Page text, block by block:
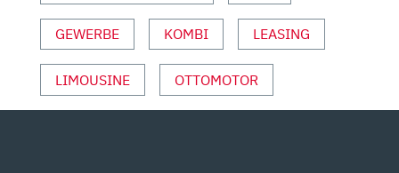
MOTOR
UND
SPORT“
VON
GEWERBE KOMBI LEASING
LIMOUSINE OTTOMOTOR